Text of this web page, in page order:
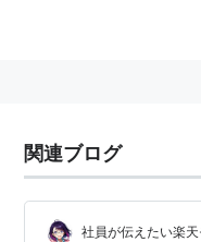
関連ブログ
社員が伝えたい楽